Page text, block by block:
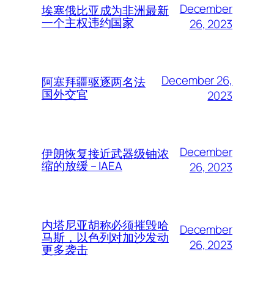
埃塞俄比亚成为非洲最新
一个主权违约国家
December
26, 2023
阿塞拜疆驱逐两名法
国外交官
December 26,
2023
伊朗恢复接近武器级铀浓
缩的放缓 – IAEA
December
26, 2023
内塔尼亚胡称必须摧毁哈
马斯，以色列对加沙发动
更多袭击
December
26, 2023